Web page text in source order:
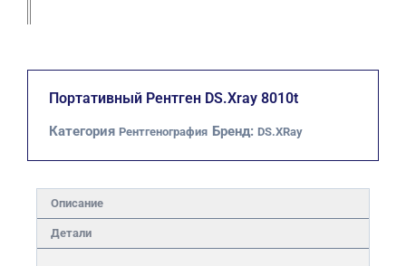
Портативный Рентген DS.Xray 8010t
Категория Рентгенография Бренд: DS.XRay
Описание
Детали